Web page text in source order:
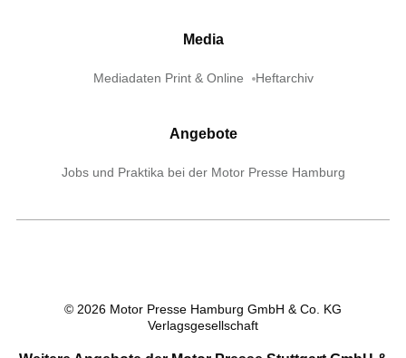
Media
Mediadaten Print & Online Heftarchiv
Angebote
Jobs und Praktika bei der Motor Presse Hamburg
© 2026 Motor Presse Hamburg GmbH & Co. KG
Verlagsgesellschaft